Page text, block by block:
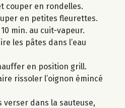
couper en rondelles.
en petites fleurettes.
min. au cuit-vapeur.
les pâtes dans l’eau
en position grill.
rissoler l’oignon émincé
verser dans la sauteuse,